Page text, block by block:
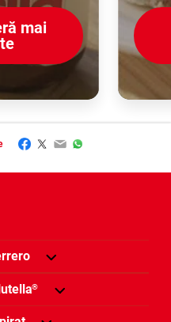
mai
Facebook
Twitter
EmailWhatsApp
®